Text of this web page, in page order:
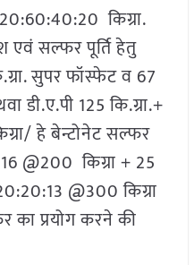
किग्रा.
एवं सल्फर पूर्ति हेतु
सुपर फॉस्फेट व 67
डी.ए.पी 125 कि.ग्रा.+
हे बेन्टोनेट सल्फर
@200 किग्रा + 25
@300 किग्रा
का प्रयोग करने की